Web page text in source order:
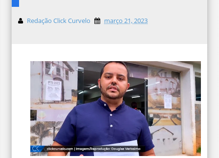
Redação Click Curvelo março 21, 2023